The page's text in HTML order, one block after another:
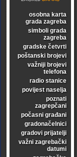
osobna karta
grada zagreba
simboli grada
zagreba
gradske četvrti
poštanski brojevi
važniji brojevi
telefona
radio stanice
povijest naselja
poznati
zagrepčani
počasni građani
gradonačelnici
gradovi prijatelji
važni zagrebački
datumi